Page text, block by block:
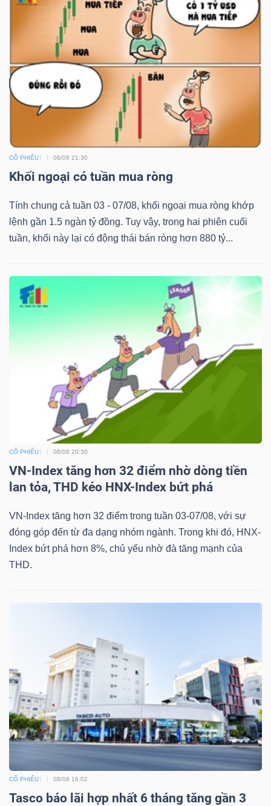
CỔ PHIẾU 08/08 21:30
Khối ngoại có tuần mua ròng
Tính chung cả tuần 03 - 07/08, khối ngoại mua ròng khớp
lệnh gần 1.5 ngàn tỷ đồng. Tuy vậy, trong hai phiên cuối
tuần, khối này lại có động thái bán ròng hơn 880 tỷ...
CỔ PHIẾU 08/08 20:30
VN-Index tăng hơn 32 điểm nhờ dòng tiền
lan tỏa, THD kéo HNX-Index bứt phá
VN-Index tăng hơn 32 điểm trong tuần 03-07/08, với sự
đóng góp đến từ đa dạng nhóm ngành. Trong khi đó, HNX-
Index bứt phá hơn 8%, chủ yếu nhờ đà tăng mạnh của
THD.
CỔ PHIẾU 08/08 16:02
Tasco báo lãi hợp nhất 6 tháng tăng gần 3